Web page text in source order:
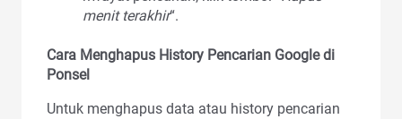
menit terakhir“.
Cara Menghapus History Pencarian Google di
Ponsel
Untuk menghapus data atau history pencarian